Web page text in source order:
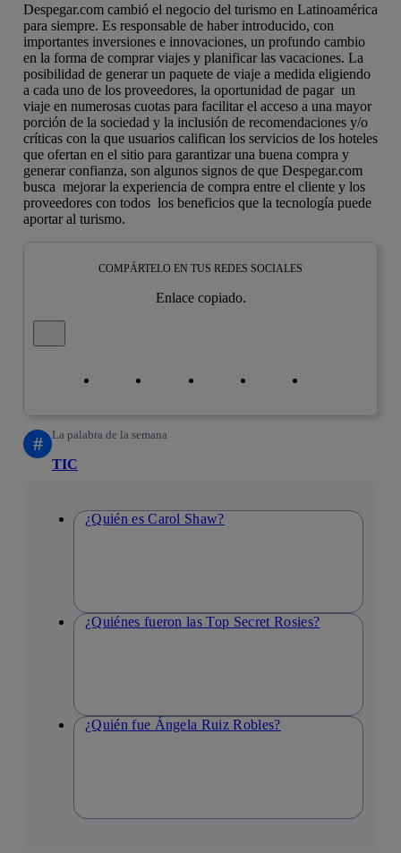
Despegar.com cambió el negocio del turismo en Latinoamérica
para siempre. Es responsable de haber introducido, con
importantes inversiones e innovaciones, un profundo cambio
en la forma de comprar viajes y planificar las vacaciones. La
posibilidad de generar un paquete de viaje a medida eligiendo
a cada uno de los proveedores, la oportunidad de pagar un
viaje en numerosas cuotas para facilitar el acceso a una mayor
porción de la sociedad y la inclusión de recomendaciones y/o
críticas con la que usuarios califican los servicios de los hoteles
que ofertan en el sitio para garantizar una buena compra y
generar confianza, son algunos signos de que Despegar.com
busca mejorar la experiencia de compra entre el cliente y los
proveedores con todos los beneficios que la tecnología puede
aportar al turismo.
COMPÁRTELO EN TUS REDES SOCIALES
Enlace copiado.
# La palabra de la semana
TIC
¿Quién es Carol Shaw?
¿Quiénes fueron las Top Secret Rosies?
¿Quién fue Ángela Ruiz Robles?